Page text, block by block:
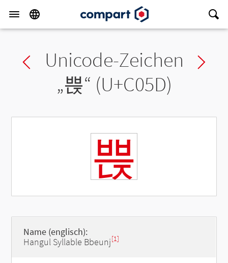
Previous char
Unicode-Zeichen
„쁝“ (U+C05D)
쁝
Name (englisch):
Hangul Syllable Bbeunj[1]